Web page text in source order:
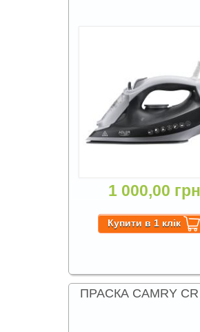
1 000,00 грн
ПРАСКА CAMRY CR